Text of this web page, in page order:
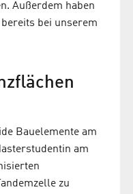
Außerdem haben
bei unserem
Bauelemente am
am
zu